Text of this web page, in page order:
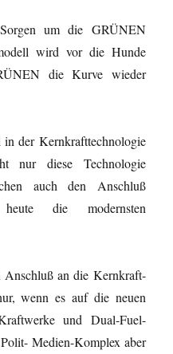
um die GRÜNEN
wird vor die Hunde
die Kurve wieder
in der Kernkrafttechnologie
nur diese Technologie
auch den Anschluß
die modernsten
Anschluß an die Kernkraft-
wenn es auf die neuen
und Dual-Fuel-
Medien-Komplex aber